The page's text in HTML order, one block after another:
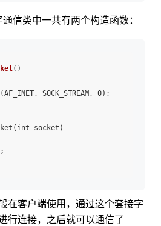
信类中一共有两个构造函数：
()
SOCK_STREAM, 0);
socket)
在客户端使用，通过这个套接字
行连接，之后就可以通信了